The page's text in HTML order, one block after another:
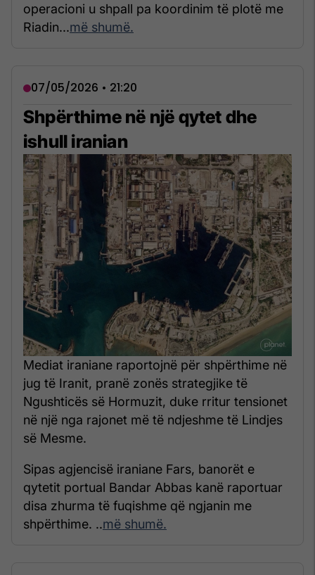
operacioni u shpall pa koordinim të plotë me
Riadin...më shumë.
07/05/2026 • 21:20
Shpërthime në një qytet dhe
ishull iranian
Mediat iraniane raportojnë për shpërthime në
jug të Iranit, pranë zonës strategjike të
Ngushticës së Hormuzit, duke rritur tensionet
në një nga rajonet më të ndjeshme të Lindjes
së Mesme.
Sipas agjencisë iraniane Fars, banorët e
qytetit portual Bandar Abbas kanë raportuar
disa zhurma të fuqishme që ngjanin me
shpërthime. ..më shumë.